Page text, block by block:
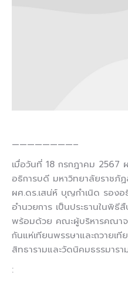
————————–
เมื่อวันที่ 18 กรกฎาคม
อธิการบดี มหาวิทยาลัยราชภั
ผศ.ดร.เสน่ห์ บุญกำเนิด รองอ
อำนวยการ เป็นประธานในพิธี
พร้อมด้วย คณะผู้บริหารคณา
กันแห่เทียนพรรษาและถวายเ
สิทธารามและวัดนิคมธรรมารา
: